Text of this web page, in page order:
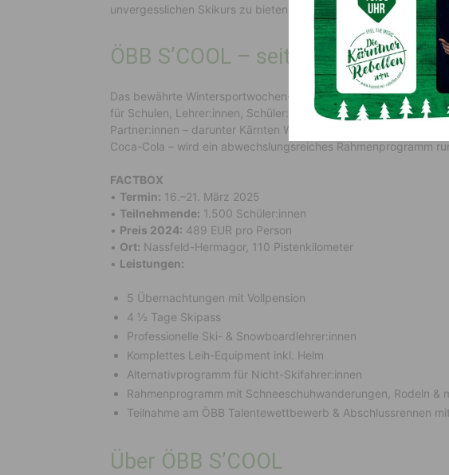
unvergesslichen Skikurs zu bieten.“
ÖBB S’COOL – seit 20 Jahren ein
Das bewährte Wintersportwochen-Konzept ÖBB S’COOL
für Schulen, Lehrer:innen, Schüler:innen und Eltern planbar und
Partner:innen – darunter Kärnten Werbung, Bank Austria,
Coca-Cola – wird ein abwechslungsreiches Rahmenprogramm
FACTBOX
• Termin: 16.–21. März 2025
• Teilnehmende: 1.500 Schüler:innen
• Preis 2024: 489 EUR pro Person
• Ort: Nassfeld-Hermagor, 110 Pistenkilometer
• Leistungen:
5 Übernachtungen mit Vollpension
4 ½ Tage Skipass
Professionelle Ski- & Snowboardlehrer:innen
Komplettes Leih-Equipment inkl. Helm
Alternativprogramm für Nicht-Skifahrer:innen
Rahmenprogramm mit Schneeschuhwanderungen, Rodeln &
Teilnahme am ÖBB Talentewettbewerb & Abschlussrennen
Über ÖBB S’COOL